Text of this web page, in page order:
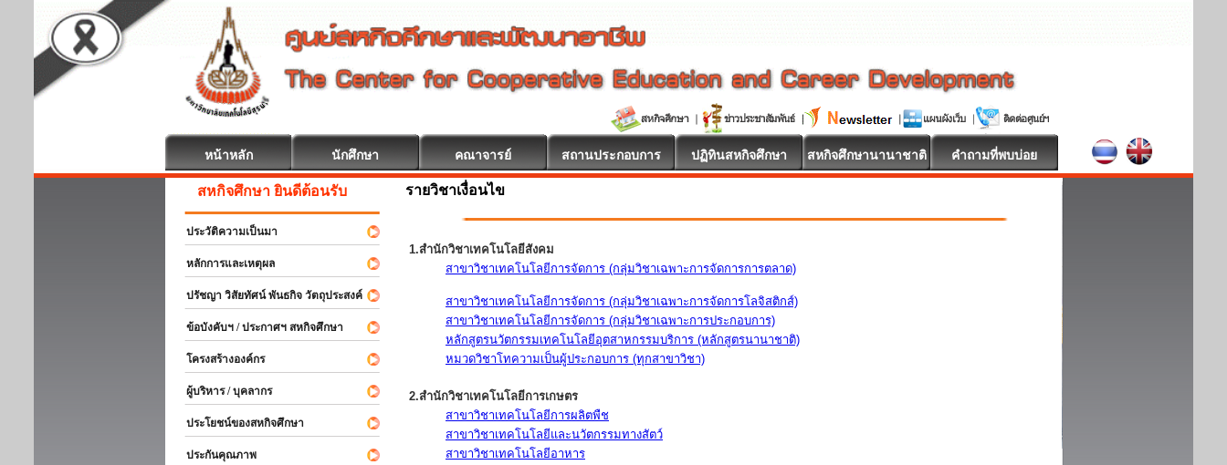
หน้าหลัก นักศึกษา คณาจารย์ สถานประกอบการ ปฏิทินสหกิจศึกษา สหกิจศึกษานานาชาติ คำถามที่พบบ่อย
สหกิจศึกษา ยินดีต้อนรับ
ประวัติความเป็นมา
หลักการและเหตุผล
ปรัชญา วิสัยทัศน์ พันธกิจ วัตถุประสงค์
ข้อบังคับฯ / ประกาศฯ สหกิจศึกษา
โครงสร้างองค์กร
ผู้บริหาร / บุคลากร
ประโยชน์ของสหกิจศึกษา
ประกันคุณภาพ
รายวิชาเงื่อนไข
1.สำนักวิชาเทคโนโลยีสังคม
สาขาวิชาเทคโนโลยีการจัดการ (กลุ่มวิชาเฉพาะการจัดการการตลาด)
สาขาวิชาเทคโนโลยีการจัดการ (กลุ่มวิชาเฉพาะการจัดการโลจิสติกส์)
สาขาวิชาเทคโนโลยีการจัดการ (กลุ่มวิชาเฉพาะการประกอบการ)
หลักสูตรนวัตกรรมเทคโนโลยีอุตสาหกรรมบริการ (หลักสูตรนานาชาติ)
หมวดวิชาโทความเป็นผู้ประกอบการ (ทุกสาขาวิชา)
2.สำนักวิชาเทคโนโลยีการเกษตร
สาขาวิชาเทคโนโลยีการผลิตพืช
สาขาวิชาเทคโนโลยีและนวัตกรรมทางสัตว์
สาขาวิชาเทคโนโลยีอาหาร